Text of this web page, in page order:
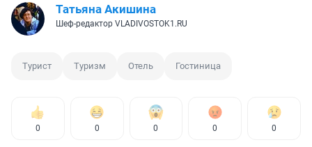
Татьяна Акишина
Шеф-редактор VLADIVOSTOK1.RU
Турист Туризм Отель Гостиница
0 0 0 0 0